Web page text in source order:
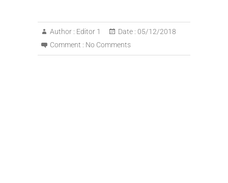
Author : Editor 1 Date : 05/12/2018
Comment : No Comments